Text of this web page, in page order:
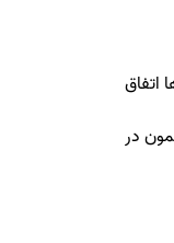
اتفاق
در